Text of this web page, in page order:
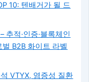
10: 텐배거가 될 드
추적·인증·블록체인
B2B 화이트 라벨
VTYX, 염증성 질환